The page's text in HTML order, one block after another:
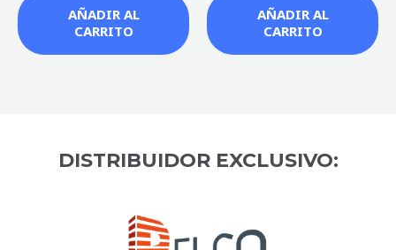
AÑADIR AL
CARRITO
AÑADIR AL
CARRITO
DISTRIBUIDOR EXCLUSIVO: